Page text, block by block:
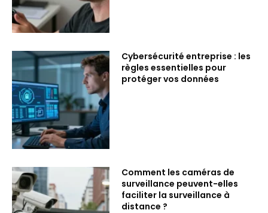
Cybersécurité entreprise : les
règles essentielles pour
protéger vos données
Comment les caméras de
surveillance peuvent-elles
faciliter la surveillance à
distance ?